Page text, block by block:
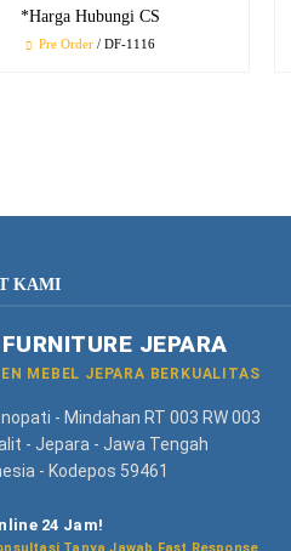
*Harga Hubungi CS
Pre Order / DF-1116
KAMI
JEPARA
MEBEL JEPARA BERKUALITAS
- Mindahan RT 003 RW 003
- Jepara - Jawa Tengah
- Kodepos 59461
24 Jam!